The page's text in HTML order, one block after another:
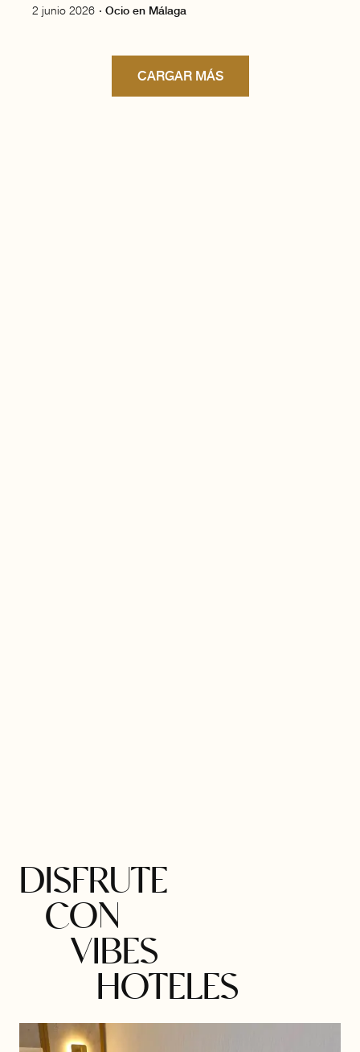
2 junio 2026 · Ocio en Málaga
CARGAR MÁS
DISFRUTE
CON
VIBES
HOTELES